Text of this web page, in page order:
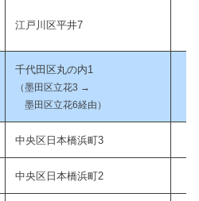
江戸川区平井7
千代田区丸の内1
（墨田区立花3 →
墨田区立花6経由）
中央区日本橋浜町3
中央区日本橋浜町2